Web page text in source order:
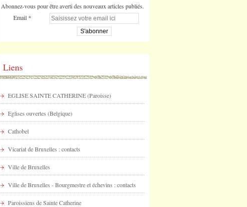
Abonnez-vous pour être averti des nouveaux articles publiés.
Email
Liens
EGLISE SAINTE CATHERINE (Paroisse)
Eglises ouvertes (Belgique)
Cathobel
Vicariat de Bruxelles : contacts
Ville de Bruxelles
Ville de Bruxelles - Bourgmestre et échevins : contacts
Paroissiens de Sainte Catherine